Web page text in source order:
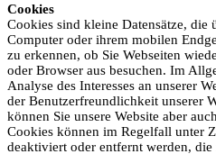
Cookies
Cookies sind kleine Datensätze, die
Computer oder ihrem mobilen
zu erkennen, ob Sie Webseiten
oder Browser aus besuchen. Im
Analyse des Interesses an unserer
der Benutzerfreundlichkeit unserer
können Sie unsere Website aber
Cookies können im Regelfall unter
deaktiviert oder entfernt werden,